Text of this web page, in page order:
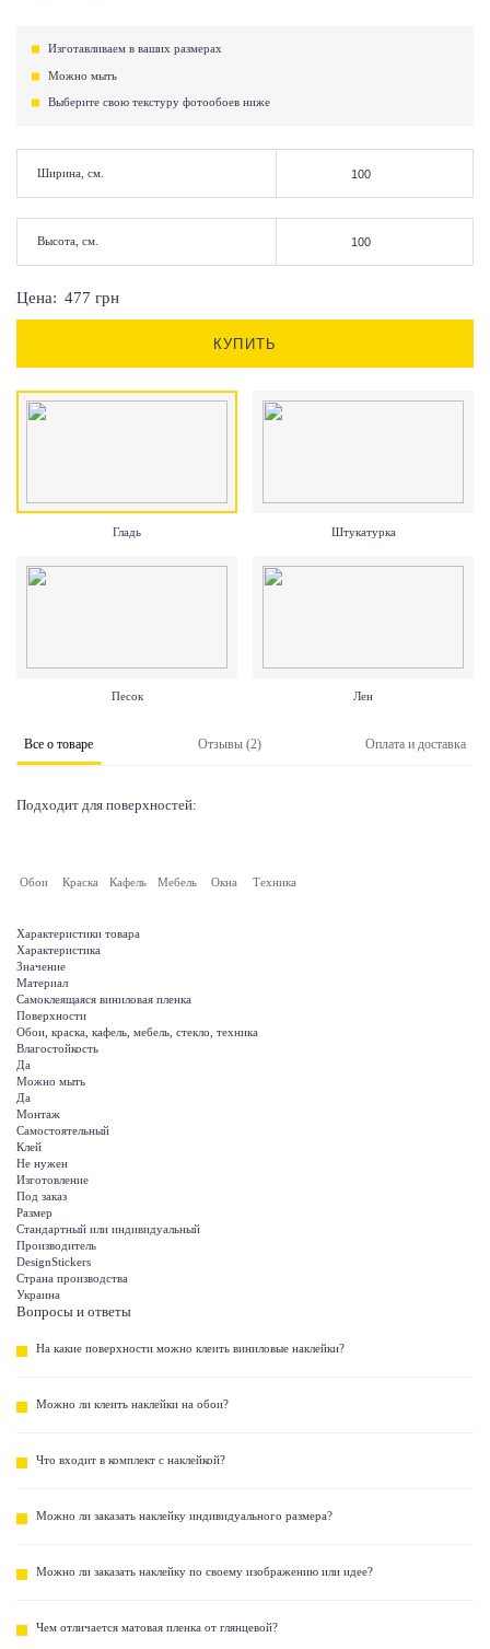
Изготавливаем в ваших размерах
Можно мыть
Выберите свою текстуру фотообоев ниже
Ширина, см.
Высота, см.
Цена: 477 грн
КУПИТЬ
Гладь Штукатурка
Песок Лен
Все о товаре Отзывы (2) Оплата и доставка
Подходит для поверхностей:
Обои Краска Кафель Мебель Окна Техника
Характеристики товара
Характеристика
Значение
Материал
Самоклеящаяся виниловая пленка
Поверхности
Обои, краска, кафель, мебель, стекло, техника
Влагостойкость
Да
Можно мыть
Да
Монтаж
Самостоятельный
Клей
Не нужен
Изготовление
Под заказ
Размер
Стандартный или индивидуальный
Производитель
DesignStickers
Страна производства
Украина
Вопросы и ответы
На какие поверхности можно клеить виниловые наклейки?
Можно ли клеить наклейки на обои?
Что входит в комплект с наклейкой?
Можно ли заказать наклейку индивидуального размера?
Можно ли заказать наклейку по своему изображению или идее?
Чем отличается матовая пленка от глянцевой?